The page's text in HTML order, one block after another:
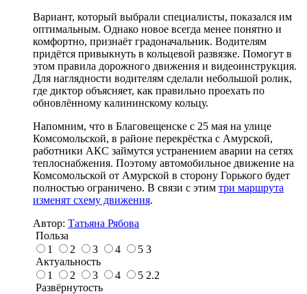
Вариант, который выбрали специалисты, показался им
оптимальным. Однако новое всегда менее понятно и
комфортно, признаёт градоначальник. Водителям
придётся привыкнуть в кольцевой развязке. Помогут в
этом правила дорожного движения и видеоинструкция.
Для наглядности водителям сделали небольшой ролик,
где диктор объясняет, как правильно проехать по
обновлённому калининскому кольцу.
Напомним, что в Благовещенске с 25 мая на улице
Комсомольской, в районе перекрёстка с Амурской,
работники АКС займутся устранением аварии на сетях
теплоснабжения. Поэтому автомобильное движение на
Комсомольской от Амурской в сторону Горького будет
полностью ограничено. В связи с этим три маршрута
изменят схему движения.
Автор: Татьяна Рябова
Польза
1
2 3 4 5 3
Актуальность
1
2 3 4 5 2.2
Развёрнутость